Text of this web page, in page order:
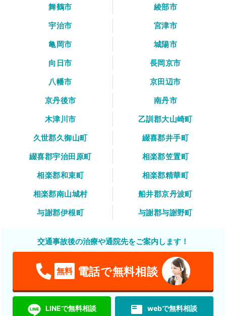
舞鶴市
綾部市
宇治市
宮津市
亀岡市
城陽市
向日市
長岡京市
八幡市
京田辺市
京丹後市
南丹市
木津川市
乙訓郡大山崎町
久世郡久御山町
綴喜郡井手町
綴喜郡宇治田原町
相楽郡笠置町
相楽郡和束町
相楽郡精華町
相楽郡南山城村
船井郡京丹波町
与謝郡伊根町
与謝郡与謝野町
交通事故後の治療や通院先をご案内します！
無料 電話で無料相談
LINEで無料相談 featured_play_list webで無料相談